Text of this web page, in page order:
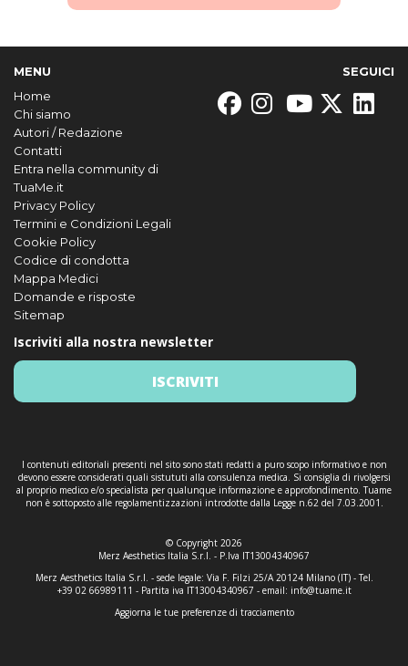
MENU
Home
Chi siamo
Autori / Redazione
Contatti
Entra nella community di
TuaMe.it
Privacy Policy
Termini e Condizioni Legali
Cookie Policy
Codice di condotta
Mappa Medici
Domande e risposte
Sitemap
SEGUICI
Iscriviti alla nostra newsletter
ISCRIVITI
I contenuti editoriali presenti nel sito sono stati redatti a puro scopo informativo e non
devono essere considerati quali sistututi alla consulenza medica. Si consiglia di rivolgersi
al proprio medico e/o specialista per qualunque informazione e approfondimento. Tuame
non è sottoposto alle regolamentizzazioni introdotte dalla Legge n.62 del 7.03.2001.
© Copyright 2026
Merz Aesthetics Italia S.r.l. - P.Iva IT13004340967
Merz Aesthetics Italia S.r.l. - sede legale: Via F. Filzi 25/A 20124 Milano (IT) - Tel.
+39 02 66989111 - Partita iva IT13004340967 - email: info@tuame.it
Aggiorna le tue preferenze di tracciamento